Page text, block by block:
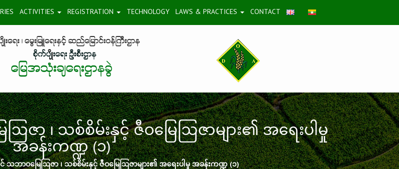
ACTIVITIES REGISTRATION TECHNOLOGY LAWS & PRACTICES CONTACT
ဇာ ၊ သစ်စိမ်းနှင့် ဇီဝမြေဩဇာများ၏ အရေးပါမှု
အခန်းကဏ္ဍ (၁)
သဘာဝမြေဩဇာ ၊ သစ်စိမ်းနှင့် ဇီဝမြေဩဇာများ၏ အရေးပါမှု အခန်းကဏ္ဍ (၁)